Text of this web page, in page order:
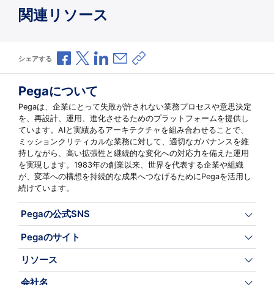
関連リソース
シェアする Facebookで共有
Xで共有LinkedInで共有
メールで共有
共有リンクをコピー
Pegaについて
Pegaは、企業にとって失敗が許されない業務プロセスや意思決定
を、再設計、運用、進化させるためのプラットフォームを提供し
ています。AIと実績あるアーキテクチャを組み合わせることで、
ミッションクリティカルな業務に対して、適切なガバナンスを維
持しながら、高い拡張性と継続的な変化への対応力を備えた運用
を実現します。1983年の創業以来、世界を代表する企業や組織
が、変革への構想を持続的な成果へつなげるためにPegaを活用し
続けています。
Pegaの公式SNS
Pegaのサイト
リソース
会社名